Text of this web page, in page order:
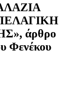
άρθρο
Φενέκου